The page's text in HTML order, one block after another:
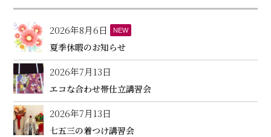
2026年8月6日 NEW
夏季休暇のお知らせ
2026年7月13日
エコな合わせ帯仕立講習会
2026年7月13日
七五三の着つけ講習会